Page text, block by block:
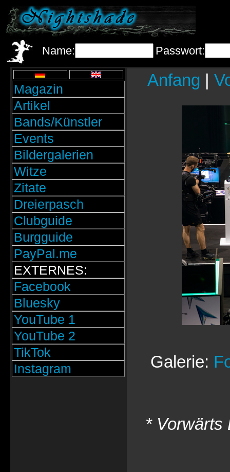
Name: Passwort:
Magazin
Artikel
Bands/Künstler
Events
Bildergalerien
Witze
Zitate
Dreierpasch
Clubguide
Burgguide
PayPal.me
EXTERNES:
Facebook
Bluesky
YouTube 1
YouTube 2
TikTok
Instagram
Anfang |
Galerie:
* Vorwärts